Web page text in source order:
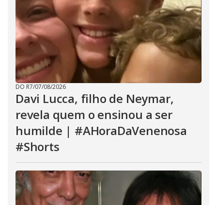
DO R7/07/08/2026
Davi Lucca, filho de Neymar,
revela quem o ensinou a ser
humilde | #AHoraDaVenenosa
#Shorts